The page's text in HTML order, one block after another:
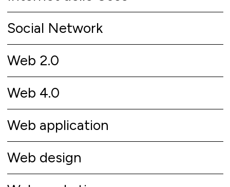
Social Network
Web 2.0
Web 4.0
Web application
Web design